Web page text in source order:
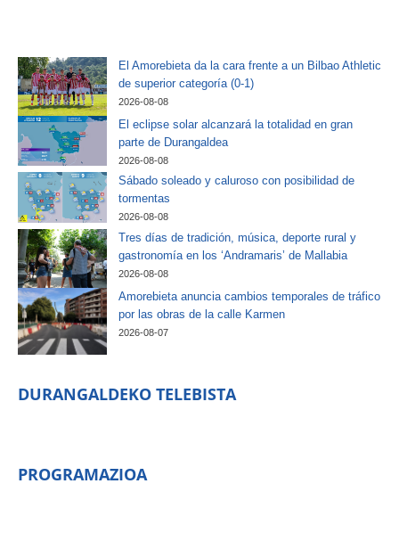
El Amorebieta da la cara frente a un Bilbao Athletic
de superior categoría (0-1)
2026-08-08
El eclipse solar alcanzará la totalidad en gran
parte de Durangaldea
2026-08-08
Sábado soleado y caluroso con posibilidad de
tormentas
2026-08-08
Tres días de tradición, música, deporte rural y
gastronomía en los ‘Andramaris’ de Mallabia
2026-08-08
Amorebieta anuncia cambios temporales de tráfico
por las obras de la calle Karmen
2026-08-07
DURANGALDEKO TELEBISTA
PROGRAMAZIOA